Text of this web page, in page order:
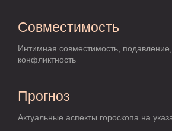
Совместимость
Интимная совместимость,
конфликтность
Прогноз
Актуальные аспекты гороскопа на